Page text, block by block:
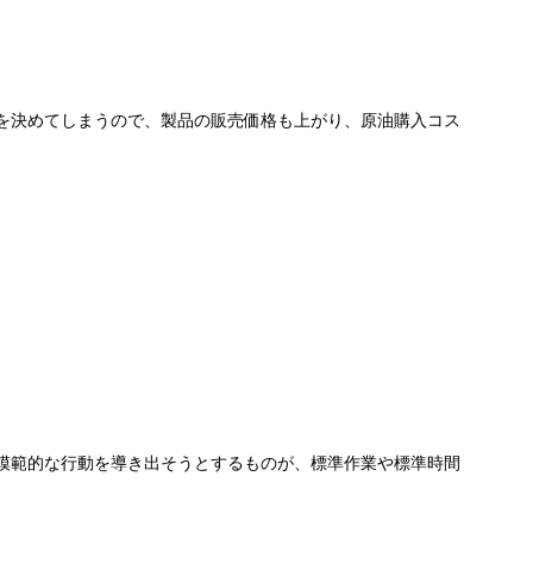
めてしまうので、製品の販売価格も上がり、原油購入コス
的な行動を導き出そうとするものが、標準作業や標準時間